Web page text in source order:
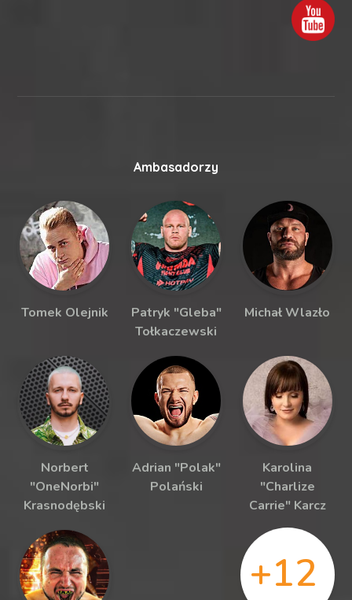
Ambasadorzy
Tomek Olejnik
Patryk "Gleba"
Tołkaczewski
Michał Wlazło
Norbert
"OneNorbi"
Krasnodębski
Adrian "Polak"
Polański
Karolina
"Charlize
Carrie" Karcz
+12